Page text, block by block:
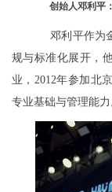
创始人邓利平
邓利平作为
规与标准化展开，
业，2012年参加北
专业基础与管理能力